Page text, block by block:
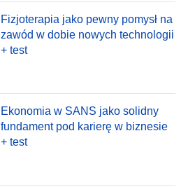
Fizjoterapia jako pewny pomysł na
zawód w dobie nowych technologii
+ test
Ekonomia w SANS jako solidny
fundament pod karierę w biznesie
+ test